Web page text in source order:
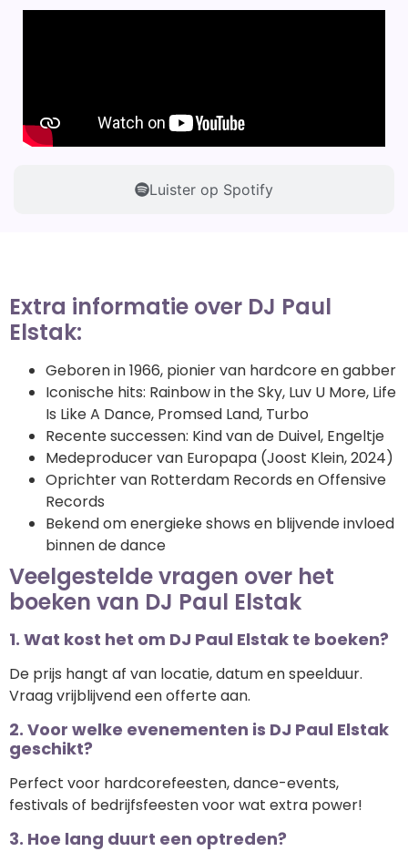
Luister op Spotify
Extra informatie over DJ Paul
Elstak:
Geboren in 1966, pionier van hardcore en gabber
Iconische hits: Rainbow in the Sky, Luv U More, Life
Is Like A Dance, Promsed Land, Turbo
Recente successen: Kind van de Duivel, Engeltje
Medeproducer van Europapa (Joost Klein, 2024)
Oprichter van Rotterdam Records en Offensive
Records
Bekend om energieke shows en blijvende invloed
binnen de dance
Veelgestelde vragen over het
boeken van DJ Paul Elstak
1. Wat kost het om DJ Paul Elstak te boeken?
De prijs hangt af van locatie, datum en speelduur.
Vraag vrijblijvend een offerte aan.
2. Voor welke evenementen is DJ Paul Elstak
geschikt?
Perfect voor hardcorefeesten, dance-events,
festivals of bedrijfsfeesten voor wat extra power!
3. Hoe lang duurt een optreden?